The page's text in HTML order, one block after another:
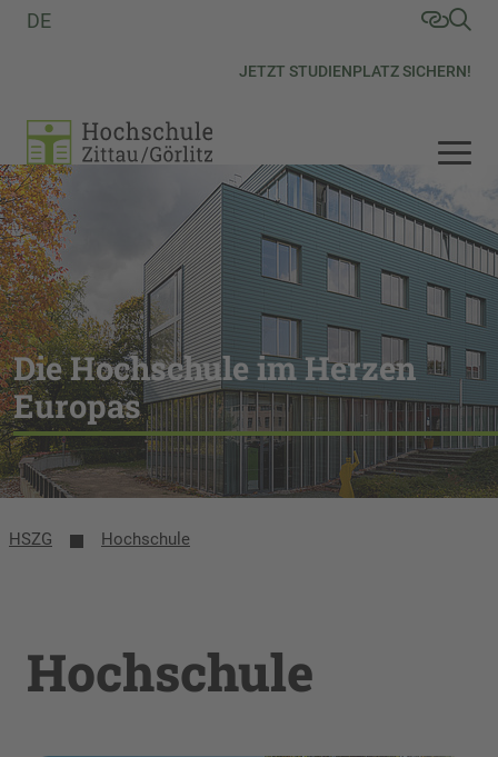
JETZT STUDIENPLATZ SICHERN!
DE
Die Hochschule im Herzen
Europas
HSZG Hochschule
Hochschule